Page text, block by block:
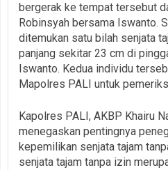
bergerak ke tempat tersebut
Robinsyah bersama Iswanto.
ditemukan satu bilah senjata
panjang sekitar 23 cm di
Iswanto. Kedua individu
Mapolres PALI untuk
Kapolres PALI, AKBP Khairu
menegaskan pentingnya
kepemilikan senjata tajam
senjata tajam tanpa izin